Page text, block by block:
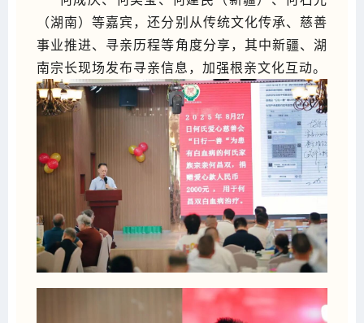
（湖南）等嘉宾，还分别从传统文化传承、慈善
事业推进、寻亲历程等角度分享，其中新疆、湖
南宗长现场发布寻亲信息，加强根亲文化互动。